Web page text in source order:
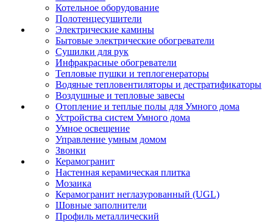
Котельное оборудование
Полотенцесушители
Электрические камины
Бытовые электрические обогреватели
Сушилки для рук
Инфракрасные обогреватели
Тепловые пушки и теплогенераторы
Водяные тепловентиляторы и дестратификаторы
Воздушные и тепловые завесы
Отопление и теплые полы для Умного дома
Устройства систем Умного дома
Умное освещение
Управление умным домом
Звонки
Керамогранит
Настенная керамическая плитка
Мозаика
Керамогранит неглазурованный (UGL)
Шовные заполнители
Профиль металлический